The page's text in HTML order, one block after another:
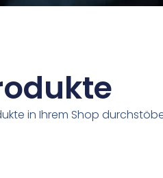
in Ihrem Shop